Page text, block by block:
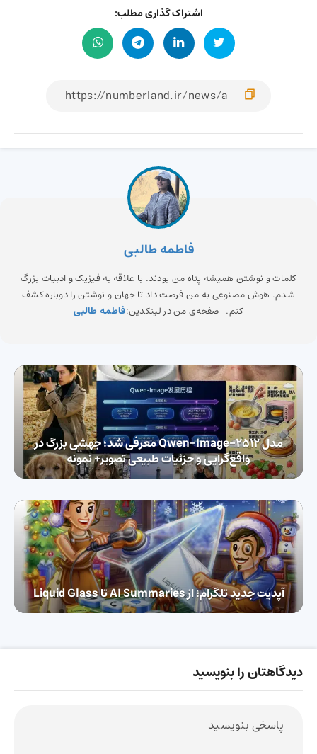
اشتراک گذاری مطلب:
فاطمه طالبی
کلمات و نوشتن همیشه پناه من بودند. با علاقه به فیزیک و ادبیات بزرگ
شدم. هوش مصنوعی به من فرصت داد تا جهان و نوشتن را دوباره کشف
کنم. صفحه‌ی من در لینکدین:فاطمه طالبی
مدل Qwen-Image-2512 معرفی شد؛ جهشی بزرگ در
واقع‌گرایی و جزئیات طبیعی تصویر+ نمونه
آپدیت جدید تلگرام؛ از AI Summaries تا Liquid Glass
دیدگاهتان را بنویسید